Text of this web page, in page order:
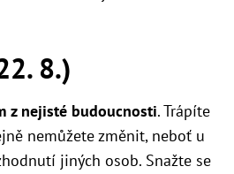
8.)
z nejisté budoucnosti. Trápíte
nemůžete změnit, neboť u
jiných osob. Snažte se